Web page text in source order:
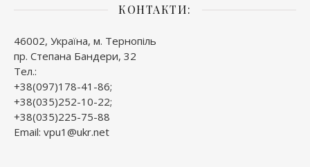
КОНТАКТИ:
46002, Україна, м. Тернопіль
пр. Степана Бандери, 32
Тел.:
+38(097)178-41-86;
+38(035)252-10-22;
+38(035)225-75-88
Email: vpu1@ukr.net